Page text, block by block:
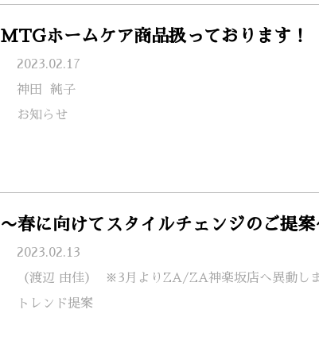
MTGホームケア商品扱っております！
2023.02.17
神田
純子
お知らせ
〜春に向けてスタイルチェンジのご提案
2023.02.13
（渡辺 由佳）
※3月よりZA/ZA神楽坂店へ異動し
トレンド提案